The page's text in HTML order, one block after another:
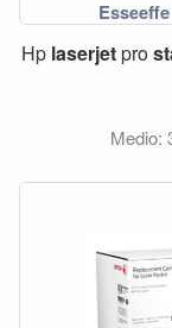
Hp laserjetpro
Medio: